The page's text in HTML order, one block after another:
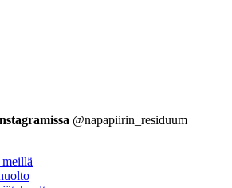
@napapiirin_residuum